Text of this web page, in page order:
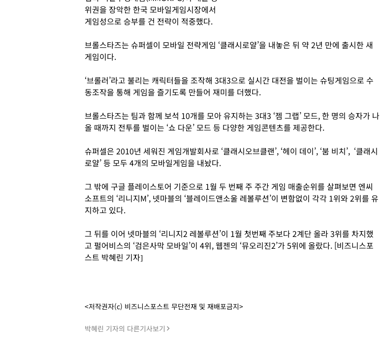
위권을 장악한 한국 모바일게임시장에서
게임성으로 승부를 건 전략이 적중했다.
브롤스타즈는 슈퍼셀이 모바일 전략게임 ‘클래시로얄’을 내놓은 뒤 약 2년 만에 출시한 새
게임이다.
‘브롤러’라고 불리는 캐릭터들을 조작해 3대3으로 실시간 대전을 벌이는 슈팅게임으로 수
동조작을 통해 게임을 즐기도록 만들어 재미를 더했다.
브롤스타즈는 팀과 함께 보석 10개를 모아 유지하는 3대3 ‘젬 그랩’ 모드, 한 명의 승자가 나
올 때까지 전투를 벌이는 ‘쇼 다운’ 모드 등 다양한 게임콘텐츠를 제공한다.
슈퍼셀은 2010년 세워진 게임개발회사로 ‘클래시오브클랜’, ‘헤이 데이’, ‘붐 비치’, ‘클래시
로얄’ 등 모두 4개의 모바일게임을 내놨다.
그 밖에 구글 플레이스토어 기준으로 1월 두 번째 주 주간 게임 매출순위를 살펴보면 엔씨
소프트의 ‘리니지M’, 넷마블의 ‘블레이드앤소울 레볼루션’이 변함없이 각각 1위와 2위를 유
지하고 있다.
그 뒤를 이어 넷마블의 ‘리니지2 레볼루션’이 1월 첫번째 주보다 2계단 올라 3위를 차지했
고 펄어비스의 ‘검은사막 모바일’이 4위, 웹젠의 ‘뮤오리진2’가 5위에 올랐다. [비즈니스포
스트 박혜린 기자]
<저작권자(c) 비즈니스포스트 무단전재 및 재배포금지>
박혜린 기자의 다른기사보기